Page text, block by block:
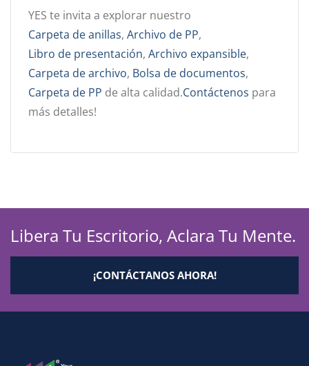
YES te invita a explorar nuestro
Carpeta de anillas, Archivo de PP,
Libro de presentación, Archivo expansible,
Carpeta de archivo, Bolsa de documentos,
Carpeta de PP de alta calidad.Contáctenos para
más detalles!
Libera Tu Escritorio, Aclara Tu Mente.
¡CONTÁCTANOS AHORA!